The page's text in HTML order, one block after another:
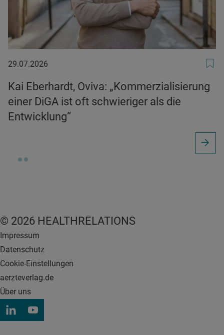
29.07.2026
29.07.2026
Kai Eberhardt, Oviva: „Kommerzialisierung
einer DiGA ist oft schwieriger als die
Entwicklung“
© 2026 HEALTHRELATIONS
Impressum
Datenschutz
Cookie-Einstellungen
aerzteverlag.de
Über uns